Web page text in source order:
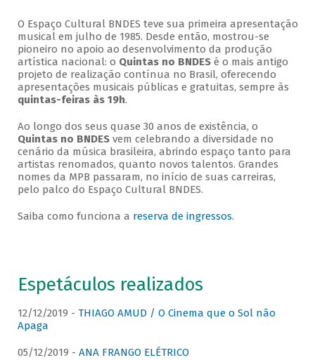
O Espaço Cultural BNDES teve sua primeira apresentação
musical em julho de 1985. Desde então, mostrou-se
pioneiro no apoio ao desenvolvimento da produção
artística nacional: o Quintas no BNDESé o mais antigo
projeto de realização contínua no Brasil, oferecendo
apresentações musicais públicas e gratuitas, sempre às
quintas-feiras às 19h.
Ao longo dos seus quase 30 anos de existência, o
Quintas no BNDESvem celebrando a diversidade no
cenário da música brasileira, abrindo espaço tanto para
artistas renomados, quanto novos talentos. Grandes
nomes da MPB passaram, no início de suas carreiras,
pelo palco do Espaço Cultural BNDES.
Saiba como funciona a reserva de ingressos.
Espetáculos realizados
12/12/2019 - THIAGO AMUD / O Cinema que o Sol não
Apaga
05/12/2019 - ANA FRANGO ELÉTRICO